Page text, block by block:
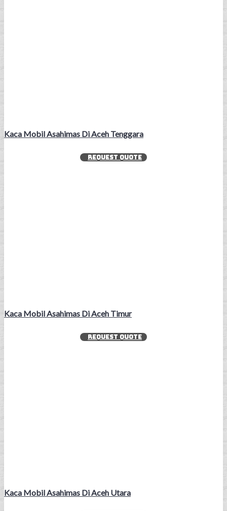
Kaca Mobil Asahimas Di Aceh Tenggara
REQUEST QUOTE
Kaca Mobil Asahimas Di Aceh Timur
REQUEST QUOTE
Kaca Mobil Asahimas Di Aceh Utara